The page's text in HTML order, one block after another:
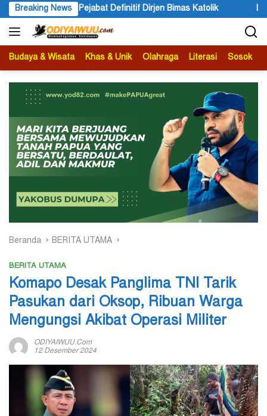
Langsung
ke
konten
Breaking News
Bimas Katolik Lapisan Persoalan Papua
Budaya & Wisata Khas & Unik Olahraga Literasi Sosok
Beranda BERITA UTAMA
BERITA UTAMA
Komapo Desak Panglima TNI Tarik
Pasukan dari Oksop, Ribuan Warga
Mengungsi Akibat Operasi Militer
ODIYAIWUU.com
12 Desember 2024